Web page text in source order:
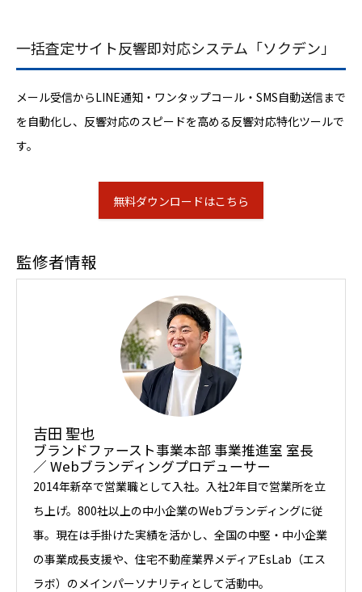
一括査定サイト反響即対応システム「ソクデン」
メール受信からLINE通知・ワンタップコール・SMS自動送信まで
を自動化し、反響対応のスピードを高める反響対応特化ツールで
す。
無料ダウンロードはこちら
監修者情報
吉田 聖也
ブランドファースト事業本部 事業推進室 室長
／ Webブランディングプロデューサー
2014年新卒で営業職として入社。入社2年目で営業所を立
ち上げ。800社以上の中小企業のWebブランディングに従
事。現在は手掛けた実績を活かし、全国の中堅・中小企業
の事業成長支援や、住宅不動産業界メディアEsLab（エス
ラボ）のメインパーソナリティとして活動中。